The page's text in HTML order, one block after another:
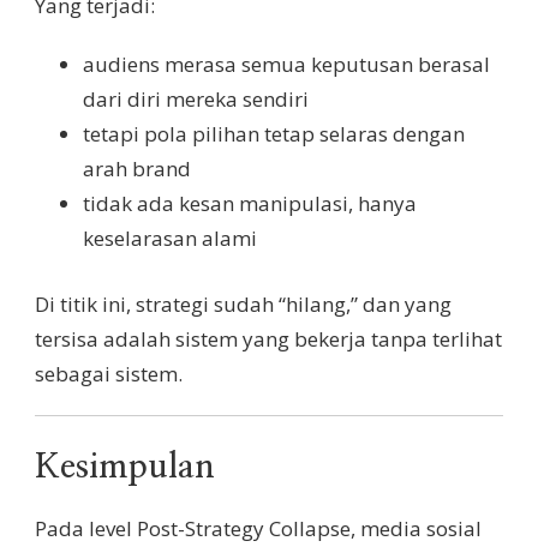
Yang terjadi:
audiens merasa semua keputusan berasal
dari diri mereka sendiri
tetapi pola pilihan tetap selaras dengan
arah brand
tidak ada kesan manipulasi, hanya
keselarasan alami
Di titik ini, strategi sudah “hilang,” dan yang
tersisa adalah sistem yang bekerja tanpa terlihat
sebagai sistem.
Kesimpulan
Pada level Post-Strategy Collapse, media sosial